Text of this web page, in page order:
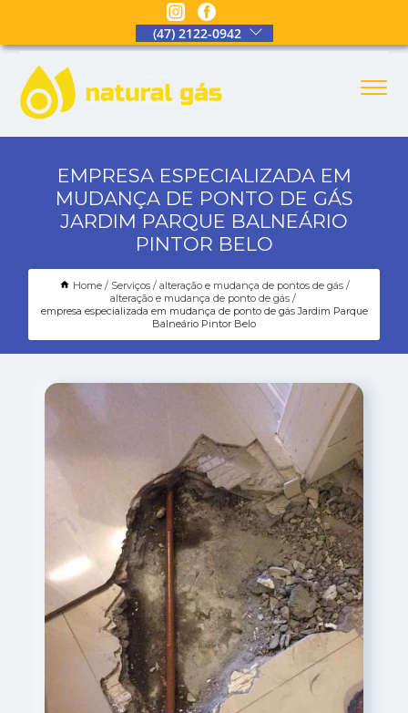
(47) 2122-0942
EMPRESA ESPECIALIZADA EM
MUDANÇA DE PONTO DE GÁS
JARDIM PARQUE BALNEÁRIO
PINTOR BELO
Home Serviços
alteração e mudança de pontos de gás
alteração e mudança de ponto de gás
empresa especializada em mudança de ponto de gás Jardim Parque
Balneário Pintor Belo